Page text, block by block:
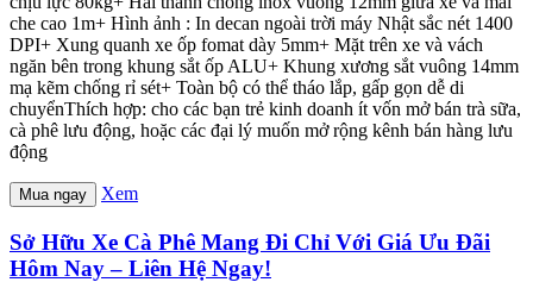
che cao 1m+ Hình ảnh : In decan ngoài trời máy Nhật sắc nét 1400
DPI+ Xung quanh xe ốp fomat dày 5mm+ Mặt trên xe và vách
ngăn bên trong khung sắt ốp ALU+ Khung xương sắt vuông 14mm
mạ kẽm chống rỉ sét+ Toàn bộ có thể tháo lắp, gấp gọn dễ di
chuyểnThích hợp: cho các bạn trẻ kinh doanh ít vốn mở bán trà sữa,
cà phê lưu động, hoặc các đại lý muốn mở rộng kênh bán hàng lưu
động
Mua ngay Xem
Sở Hữu Xe Cà Phê Mang Đi Chỉ Với Giá Ưu Đãi
Hôm Nay – Liên Hệ Ngay!